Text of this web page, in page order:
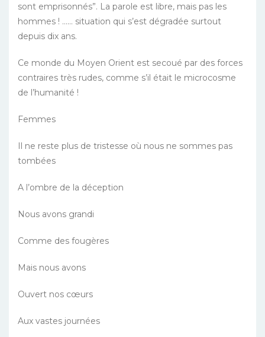
sont emprisonnés”. La parole est libre, mais pas les
hommes ! …… situation qui s’est dégradée surtout
depuis dix ans.
Ce monde du Moyen Orient est secoué par des forces
contraires très rudes, comme s’il était le microcosme
de l’humanité !
Femmes
Il ne reste plus de tristesse où nous ne sommes pas
tombées
A l’ombre de la déception
Nous avons grandi
Comme des fougères
Mais nous avons
Ouvert nos cœurs
Aux vastes journées